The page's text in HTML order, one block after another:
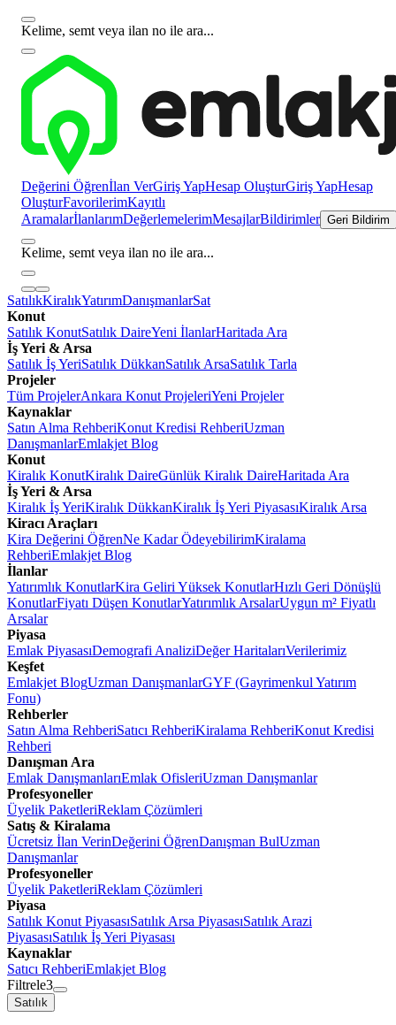
Kelime, semt veya ilan no ile ara...
Değerini Öğrenİlan VerGiriş YapHesap OluşturGiriş YapHesap
OluşturFavorilerimKayıtlı
AramalarİlanlarımDeğerlemelerimMesajlarBildirimler Geri Bildirim
Kelime, semt veya ilan no ile ara...
SatılıkKiralıkYatırımDanışmanlarSat
Konut
Satılık KonutSatılık DaireYeni İlanlarHaritada Ara
İş Yeri & Arsa
Satılık İş YeriSatılık DükkanSatılık ArsaSatılık Tarla
Projeler
Tüm ProjelerAnkara Konut ProjeleriYeni Projeler
Kaynaklar
Satın Alma RehberiKonut Kredisi RehberiUzman
DanışmanlarEmlakjet Blog
Konut
Kiralık KonutKiralık DaireGünlük Kiralık DaireHaritada Ara
İş Yeri & Arsa
Kiralık İş YeriKiralık DükkanKiralık İş Yeri PiyasasıKiralık Arsa
Kiracı Araçları
Kira Değerini ÖğrenNe Kadar ÖdeyebilirimKiralama
RehberiEmlakjet Blog
İlanlar
Yatırımlık KonutlarKira Geliri Yüksek KonutlarHızlı Geri Dönüşlü
KonutlarFiyatı Düşen KonutlarYatırımlık ArsalarUygun m² Fiyatlı
Arsalar
Piyasa
Emlak PiyasasıDemografi AnaliziDeğer HaritalarıVerilerimiz
Keşfet
Emlakjet BlogUzman DanışmanlarGYF (Gayrimenkul Yatırım
Fonu)
Rehberler
Satın Alma RehberiSatıcı RehberiKiralama RehberiKonut Kredisi
Rehberi
Danışman Ara
Emlak DanışmanlarıEmlak OfisleriUzman Danışmanlar
Profesyoneller
Üyelik PaketleriReklam Çözümleri
Satış & Kiralama
Ücretsiz İlan VerinDeğerini ÖğrenDanışman BulUzman
Danışmanlar
Profesyoneller
Üyelik PaketleriReklam Çözümleri
Piyasa
Satılık Konut PiyasasıSatılık Arsa PiyasasıSatılık Arazi
PiyasasıSatılık İş Yeri Piyasası
Kaynaklar
Satıcı RehberiEmlakjet Blog
Filtrele3
Satılık